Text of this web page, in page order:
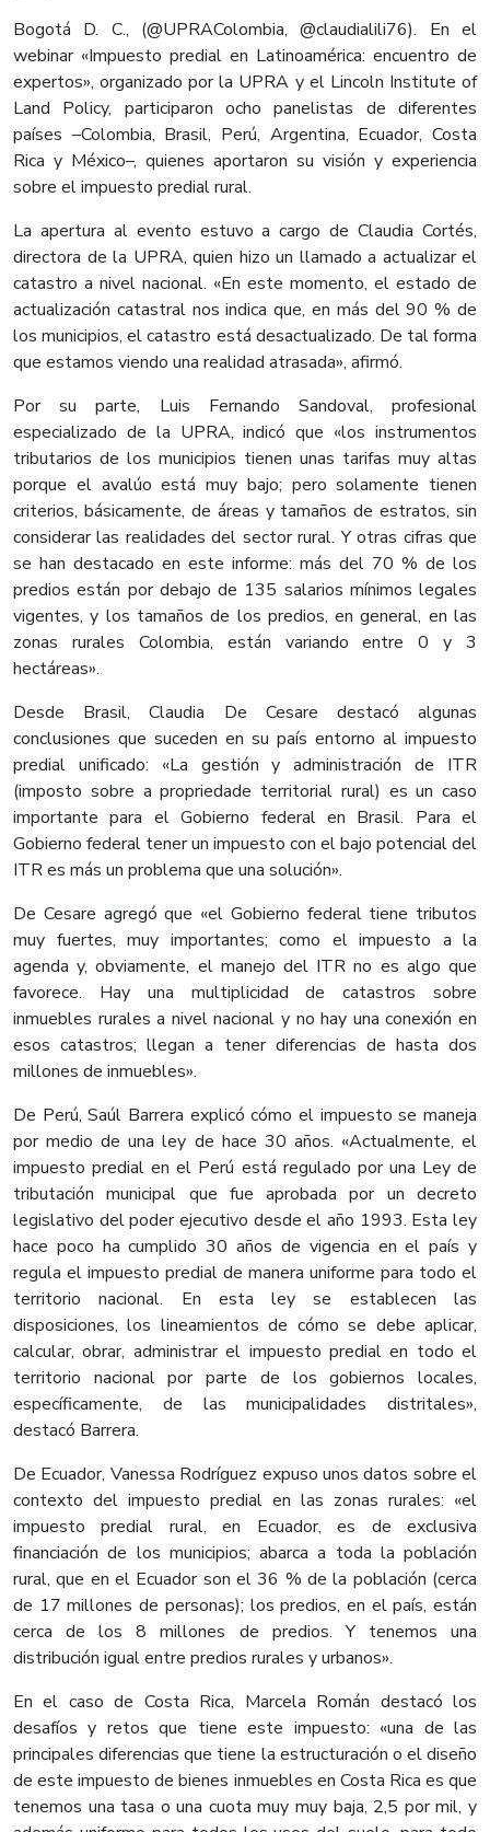
Bogotá D. C., (@UPRAColombia, @claudialili76). En el
webinar «Impuesto predial en Latinoamérica: encuentro de
expertos», organizado por la UPRA y el Lincoln Institute of
Land Policy, participaron ocho panelistas de diferentes
países –Colombia, Brasil, Perú, Argentina, Ecuador, Costa
Rica y México–, quienes aportaron su visión y experiencia
sobre el impuesto predial rural.
La apertura al evento estuvo a cargo de Claudia Cortés,
directora de la UPRA, quien hizo un llamado a actualizar el
catastro a nivel nacional. «En este momento, el estado de
actualización catastral nos indica que, en más del 90 % de
los municipios, el catastro está desactualizado. De tal forma
que estamos viendo una realidad atrasada», afirmó.
Por su parte, Luis Fernando Sandoval, profesional
especializado de la UPRA, indicó que «los instrumentos
tributarios de los municipios tienen unas tarifas muy altas
porque el avalúo está muy bajo; pero solamente tienen
criterios, básicamente, de áreas y tamaños de estratos, sin
considerar las realidades del sector rural. Y otras cifras que
se han destacado en este informe: más del 70 % de los
predios están por debajo de 135 salarios mínimos legales
vigentes, y los tamaños de los predios, en general, en las
zonas rurales Colombia, están variando entre 0 y 3
hectáreas».
Desde Brasil, Claudia De Cesare destacó algunas
conclusiones que suceden en su país entorno al impuesto
predial unificado: «La gestión y administración de ITR
(imposto sobre a propriedade territorial rural) es un caso
importante para el Gobierno federal en Brasil. Para el
Gobierno federal tener un impuesto con el bajo potencial del
ITR es más un problema que una solución».
De Cesare agregó que «el Gobierno federal tiene tributos
muy fuertes, muy importantes; como el impuesto a la
agenda y, obviamente, el manejo del ITR no es algo que
favorece. Hay una multiplicidad de catastros sobre
inmuebles rurales a nivel nacional y no hay una conexión en
esos catastros; llegan a tener diferencias de hasta dos
millones de inmuebles».
De Perú, Saúl Barrera explicó cómo el impuesto se maneja
por medio de una ley de hace 30 años. «Actualmente, el
impuesto predial en el Perú está regulado por una Ley de
tributación municipal que fue aprobada por un decreto
legislativo del poder ejecutivo desde el año 1993. Esta ley
hace poco ha cumplido 30 años de vigencia en el país y
regula el impuesto predial de manera uniforme para todo el
territorio nacional. En esta ley se establecen las
disposiciones, los lineamientos de cómo se debe aplicar,
calcular, obrar, administrar el impuesto predial en todo el
territorio nacional por parte de los gobiernos locales,
específicamente, de las municipalidades distritales»,
destacó Barrera.
De Ecuador, Vanessa Rodríguez expuso unos datos sobre el
contexto del impuesto predial en las zonas rurales: «el
impuesto predial rural, en Ecuador, es de exclusiva
financiación de los municipios; abarca a toda la población
rural, que en el Ecuador son el 36 % de la población (cerca
de 17 millones de personas); los predios, en el país, están
cerca de los 8 millones de predios. Y tenemos una
distribución igual entre predios rurales y urbanos».
En el caso de Costa Rica, Marcela Román destacó los
desafíos y retos que tiene este impuesto: «una de las
principales diferencias que tiene la estructuración o el diseño
de este impuesto de bienes inmuebles en Costa Rica es que
tenemos una tasa o una cuota muy muy baja, 2,5 por mil, y